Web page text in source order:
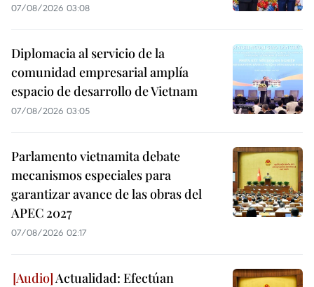
07/08/2026 03:08
Diplomacia al servicio de la
comunidad empresarial amplía
espacio de desarrollo de Vietnam
07/08/2026 03:05
Parlamento vietnamita debate
mecanismos especiales para
garantizar avance de las obras del
APEC 2027
07/08/2026 02:17
Actualidad: Efectúan